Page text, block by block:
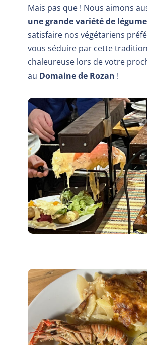
Mais pas que ! Nous aimons
une grande variété de
satisfaire nos végétariens
vous séduire par cette
chaleureuse lors de votre
au Domaine de Rozan !